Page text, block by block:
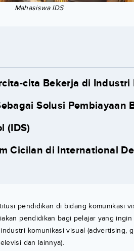
Mahasiswa IDS
cita Bekerja di Industri
Solusi Pembiayaan
(IDS)
Cicilan di International
pendidikan di bidang komunikasi
pendidikan bagi pelajar yang
komunikasi visual (advertising,
dan lainnya).